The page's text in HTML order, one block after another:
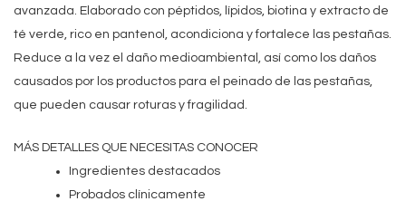
avanzada. Elaborado con péptidos, lípidos, biotina y extracto de
té verde, rico en pantenol, acondiciona y fortalece las pestañas.
Reduce a la vez el daño medioambiental, así como los daños
causados por los productos para el peinado de las pestañas,
que pueden causar roturas y fragilidad.
MÁS DETALLES QUE NECESITAS CONOCER
Ingredientes destacados
Probados clínicamente